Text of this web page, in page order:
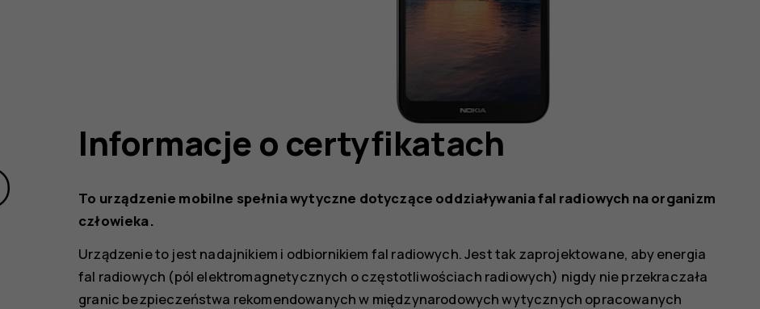
Informacje o certyfikatach
To urządzenie mobilne spełnia wytyczne dotyczące oddziaływania fal radiowych na organizm
człowieka.
Urządzenie to jest nadajnikiem i odbiornikiem fal radiowych. Jest tak zaprojektowane, aby energia
fal radiowych (pól elektromagnetycznych o częstotliwościach radiowych) nigdy nie przekraczała
granic bezpieczeństwa rekomendowanych w międzynarodowych wytycznych opracowanych